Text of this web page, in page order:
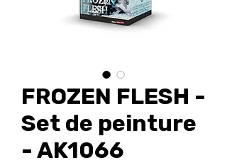
FROZEN FLESH -
Set de peinture
- AK1066